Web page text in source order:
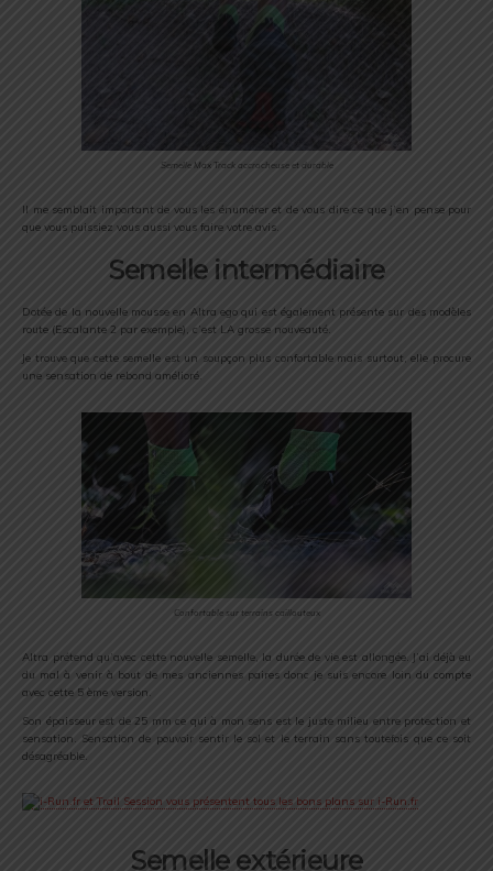
Semelle Max Track accrocheuse et durable
Il me semblait important de vous les énumérer et de vous dire ce que j’en pense pour
que vous puissiez vous aussi vous faire votre avis.
Semelle intermédiaire
Dotée de la nouvelle mousse en Altra ego qui est également présente sur des modèles
route (Escalante 2 par exemple), c’est LA grosse nouveauté.
Je trouve que cette semelle est un soupçon plus confortable mais surtout, elle procure
une sensation de rebond amélioré.
Confortable sur terrains caillouteux
Altra prétend qu’avec cette nouvelle semelle, la durée de vie est allongée. J’ai déjà eu
du mal à venir à bout de mes anciennes paires donc je suis encore loin du compte
avec cette 5 ème version.
Son épaisseur est de 25 mm ce qui à mon sens est le juste milieu entre protection et
sensation. Sensation de pouvoir sentir le sol et le terrain sans toutefois que ce soit
désagréable.
Semelle extérieure